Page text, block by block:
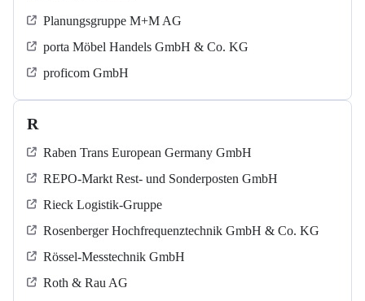
Planungsgruppe M+M AG
porta Möbel Handels GmbH & Co. KG
proficom GmbH
R
Raben Trans European Germany GmbH
REPO-Markt Rest- und Sonderposten GmbH
Rieck Logistik-Gruppe
Rosenberger Hochfrequenztechnik GmbH & Co. KG
Rössel-Messtechnik GmbH
Roth & Rau AG